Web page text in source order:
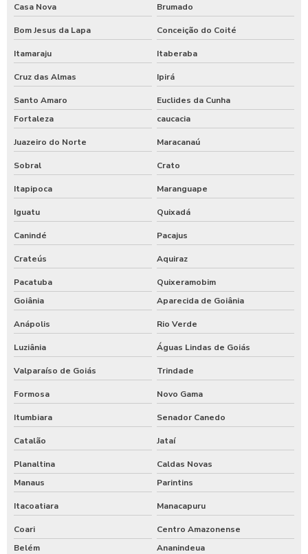
Casa Nova Brumado
Bom Jesus da Lapa Conceição do Coité
Itamaraju Itaberaba
Cruz das Almas Ipirá
Santo Amaro
Euclides da Cunha
Fortaleza
caucacia
Juazeiro do Norte Maracanaú
Sobral Crato
Itapipoca Maranguape
Iguatu Quixadá
Canindé Pacajus
Crateús Aquiraz
Pacatuba
Quixeramobim
Goiânia
Aparecida de Goiânia
Anápolis Rio Verde
Luziânia Águas Lindas de Goiás
Valparaíso de Goiás Trindade
Formosa Novo Gama
Itumbiara Senador Canedo
Catalão Jataí
Planaltina
Caldas Novas
Manaus
Parintins
Itacoatiara Manacapuru
Coari
Centro Amazonense
Belém
Ananindeua